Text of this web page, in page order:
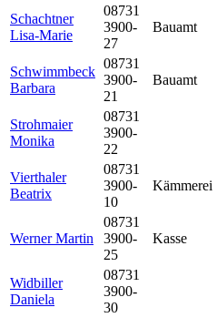
Schachtner
Lisa-Marie
08731
3900-
27
Bauamt
Schwimmbeck
Barbara
08731
3900-
21
Bauamt
Strohmaier
Monika
08731
3900-
22
Vierthaler
Beatrix
08731
3900-
10
Kämmerei
Werner Martin
08731
3900-
25
Kasse
Widbiller
Daniela
08731
3900-
30